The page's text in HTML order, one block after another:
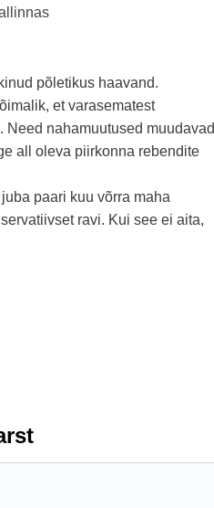
põletikus haavand.
et varasematest
nahamuutused muudavad
all oleva piirkonna rebendite
paari kuu võrra maha
ravi. Kui see ei aita,